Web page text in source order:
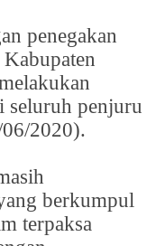
penegakan
seluruh penjuru
2020).
berkumpul
terpaksa